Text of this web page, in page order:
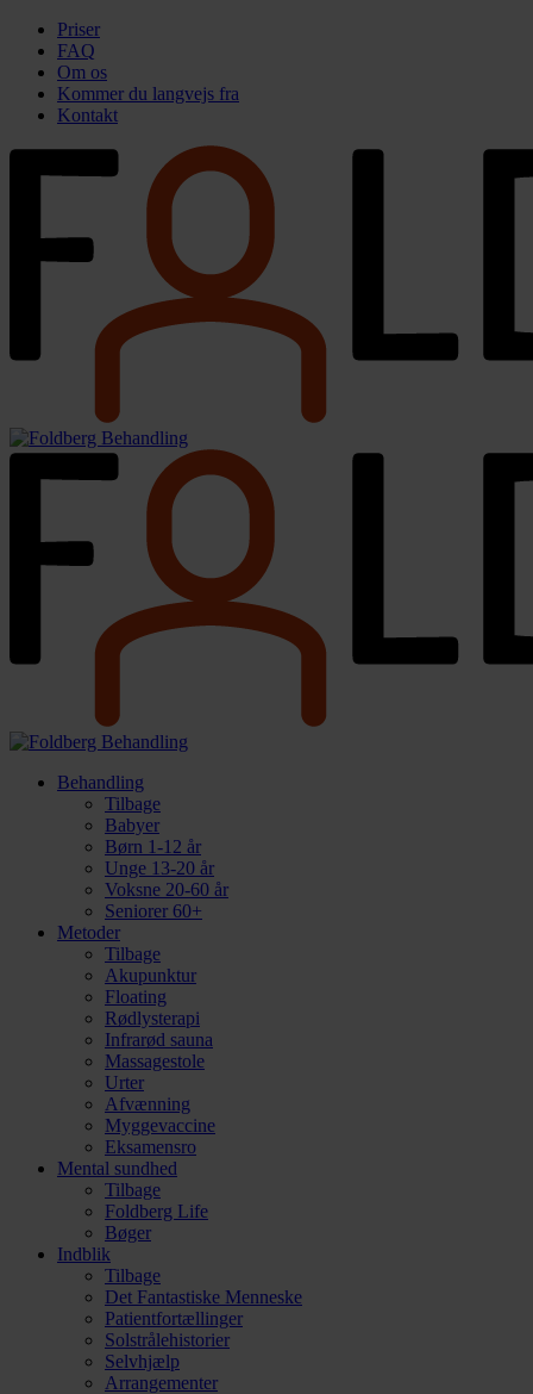
Priser
FAQ
Om os
Kommer du langvejs fra
Kontakt
Behandling
Tilbage
Babyer
Børn 1-12 år
Unge 13-20 år
Voksne 20-60 år
Seniorer 60+
Metoder
Tilbage
Akupunktur
Floating
Rødlysterapi
Infrarød sauna
Massagestole
Urter
Afvænning
Myggevaccine
Eksamensro
Mental sundhed
Tilbage
Foldberg Life
Bøger
Indblik
Tilbage
Det Fantastiske Menneske
Patientfortællinger
Solstrålehistorier
Selvhjælp
Arrangementer